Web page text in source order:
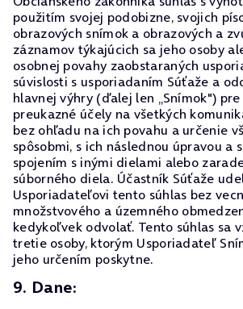
použitím svojej podobizne, svojich
obrazových snímok a obrazových a
záznamov týkajúcich sa jeho osoby
osobnej povahy zaobstaraných
súvislosti s usporiadaním Súťaže a
hlavnej výhry (ďalej len „Snímok")
preukazné účely na všetkých
bez ohľadu na ich povahu a určenie
spôsobmi, s ich následnou úpravou a
spojením s inými dielami alebo
súborného diela. Účastník Súťaže
Usporiadateľovi tento súhlas bez
množstvového a územného
kedykoľvek odvolať. Tento súhlas sa
tretie osoby, ktorým Usporiadateľ
jeho určením poskytne.
9. Dane: